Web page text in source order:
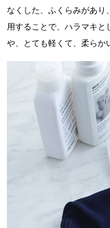
なくした、ふくらみがあり
用することで、ハラマキ
や、とても軽くて、柔らか